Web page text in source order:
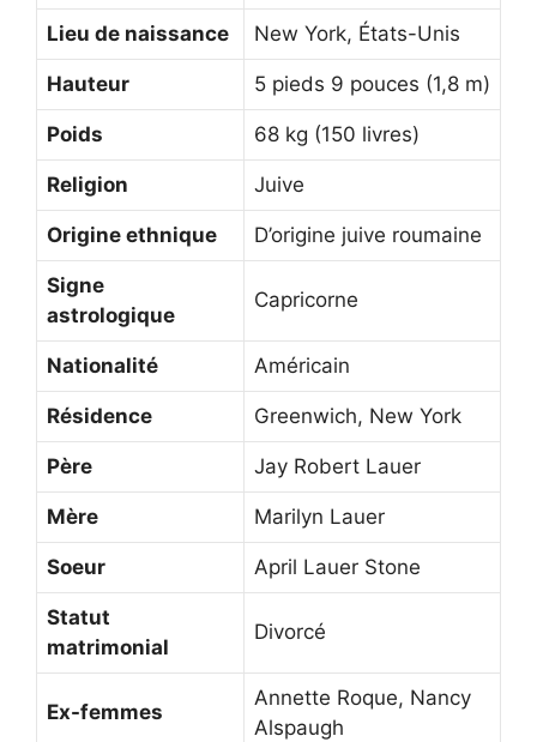
Lieu de naissance New York, États-Unis
Hauteur 5 pieds 9 pouces (1,8 m)
Poids 68 kg (150 livres)
Religion Juive
Origine ethnique D’origine juive roumaine
Signe
astrologique
Capricorne
Nationalité Américain
Résidence Greenwich, New York
Père Jay Robert Lauer
Mère Marilyn Lauer
Soeur April Lauer Stone
Statut
matrimonial
Divorcé
Ex-femmes
Annette Roque, Nancy
Alspaugh